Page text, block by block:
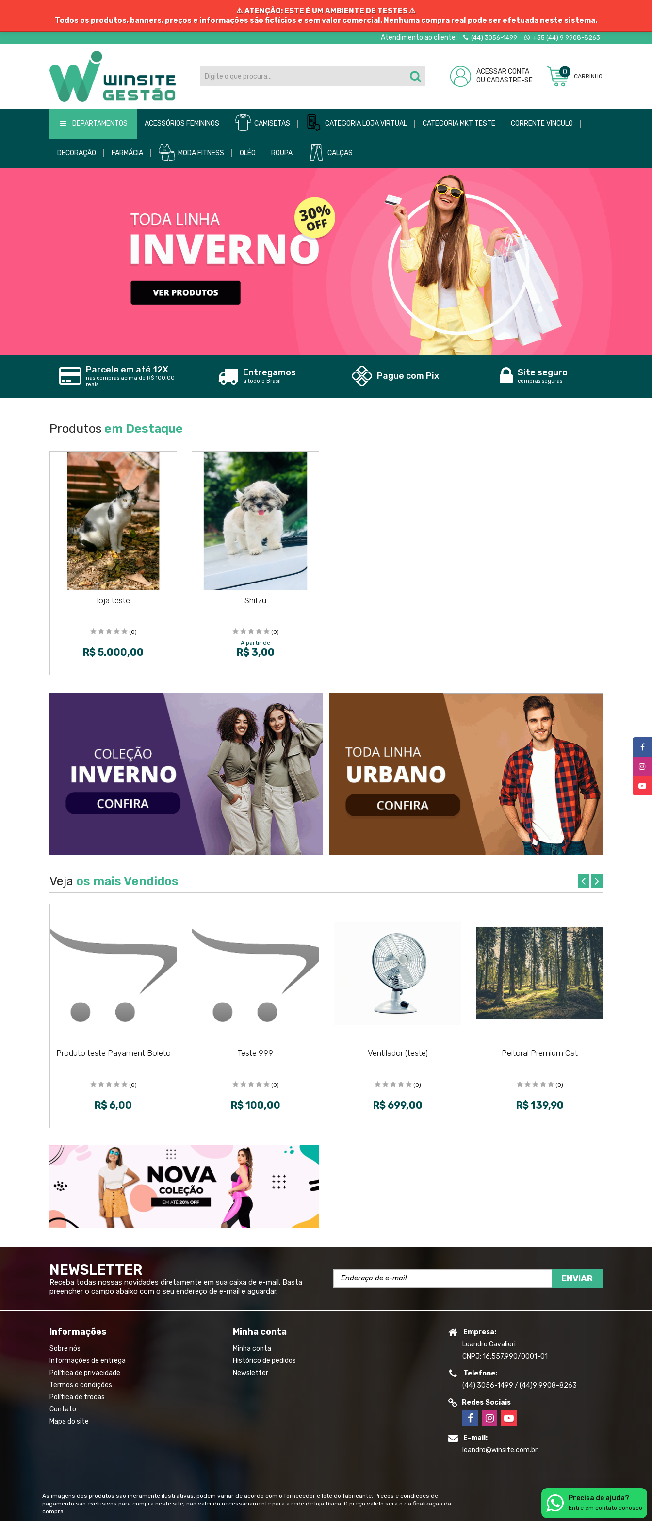
⚠️ ATENÇÃO: ESTE É UM AMBIENTE DE TESTES ⚠️
Todos os produtos, banners, preços e informações são fictícios e sem valor comercial. Nenhuma compra real pode ser efetuada neste sistema.
Atendimento ao cliente: (44) 3056-1499 +55 (44) 9 9908-8263
ACESSAR CONTA
OU CADASTRE-SE
0
CARRINHO
DEPARTAMENTOS ACESSÓRIOS FEMININOS CAMISETAS CATEGORIA LOJA VIRTUAL CATEGORIA MKT TESTE CORRENTE VINCULO
DECORAÇÃO FARMÁCIA MODA FITNESS OLÉO ROUPA CALÇAS
Parcele em até 12X
nas compras acima de R$ 100,00
reais
Entregamos
a todo o Brasil Pague com Pix Site seguro
compras seguras
Produtos em Destaque
loja teste
(0)
R$ 5.000,00
Shitzu
(0)
A partir de
R$ 3,00
Veja os mais Vendidos
Produto teste Payament Boleto
(0)
R$ 6,00
Teste 999
(0)
R$ 100,00
Ventilador (teste)
(0)
R$ 699,00
Peitoral Premium Cat
(0)
R$ 139,90
NEWSLETTER
Receba todas nossas novidades diretamente em sua caixa de e-mail. Basta
preencher o campo abaixo com o seu endereço de e-mail e aguardar.
ENVIAR
Informações
Sobre nós
Informações de entrega
Política de privacidade
Termos e condições
Política de trocas
Contato
Mapa do site
Minha conta
Minha conta
Histórico de pedidos
Newsletter
Empresa:
Leandro Cavalieri
CNPJ: 16.557.990/0001-01
Telefone:
(44) 3056-1499 / (44)9 9908-8263
Redes Sociais
E-mail:
leandro@winsite.com.br
As imagens dos produtos são meramente ilustrativas, podem variar de acordo com o fornecedor e lote do fabricante. Preços e condições de
pagamento são exclusivos para compra neste site, não valendo necessariamente para a rede de loja física. O preço válido será o da finalização da
compra.
Precisa de ajuda?
Entre em contato conosco